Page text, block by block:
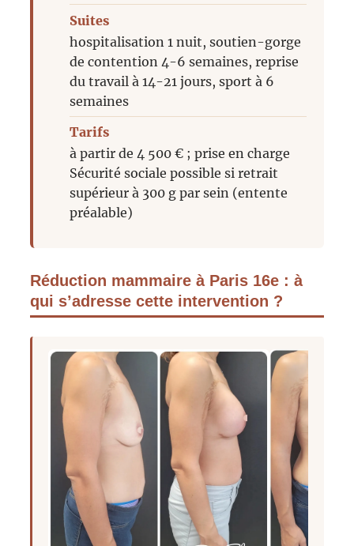
Suites
hospitalisation 1 nuit, soutien-gorge
de contention 4-6 semaines, reprise
du travail à 14-21 jours, sport à 6
semaines
Tarifs
à partir de 4 500 € ; prise en charge
Sécurité sociale possible si retrait
supérieur à 300 g par sein (entente
préalable)
Réduction mammaire à Paris 16e : à
qui s’adresse cette intervention ?